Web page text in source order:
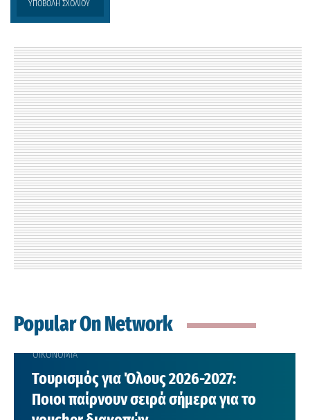
Popular On Network
ΟΙΚΟΝΟΜΙΑ
Τουρισμός για Όλους 2026-2027:
Ποιοι παίρνουν σειρά σήμερα για το